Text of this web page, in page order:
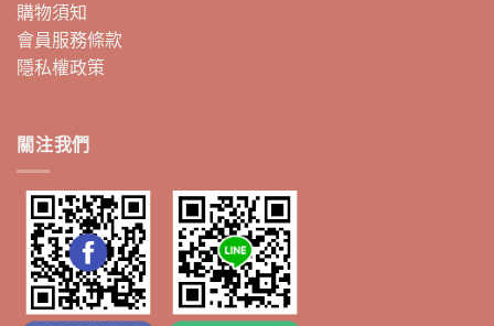
購物須知
會員服務條款
隱私權政策
關注我們